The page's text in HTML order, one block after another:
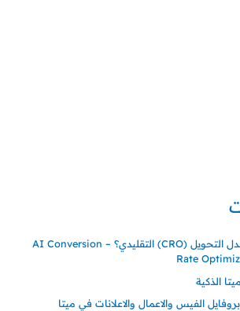
لماذا يفشل تحسين معدل التحويل (CRO) التقليدي؟ – AI Conversion
Rate
الذكية
الفيس والاعمال والاعلانات في ميتا